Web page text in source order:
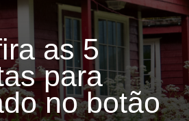
as 5
para
no botão